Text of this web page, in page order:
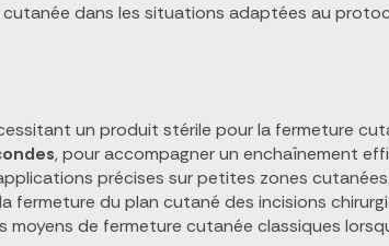
dans les situations adaptées au
un produit stérile pour la fermeture
, pour accompagner un enchaînement
précises sur petites zones cutanées.
fermeture du plan cutané des incisions
moyens de fermeture cutanée classiques